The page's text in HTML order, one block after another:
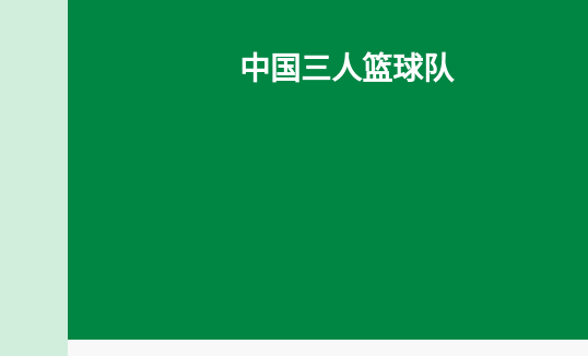
中国三人篮球队